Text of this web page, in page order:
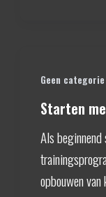
Geen categorie
Starten
Als
opbouwen van